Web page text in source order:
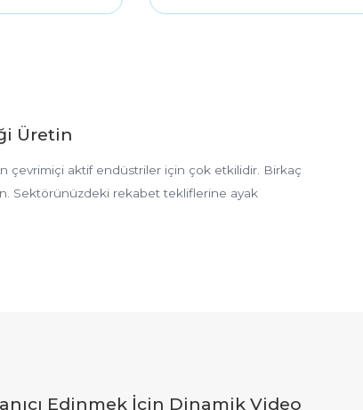
Üretin
çevrimiçi aktif endüstriler için çok etkilidir. Birkaç
Sektörünüzdeki rekabet tekliflerine ayak
Edinmek İçin Dinamik Video